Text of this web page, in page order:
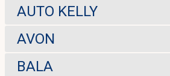
AUTO KELLY
AVON
BALA